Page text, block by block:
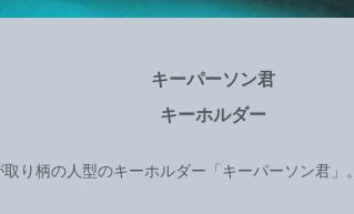
キーパーソン君
キーホルダー
り柄の人型のキーホルダー「キーパーソン君」。